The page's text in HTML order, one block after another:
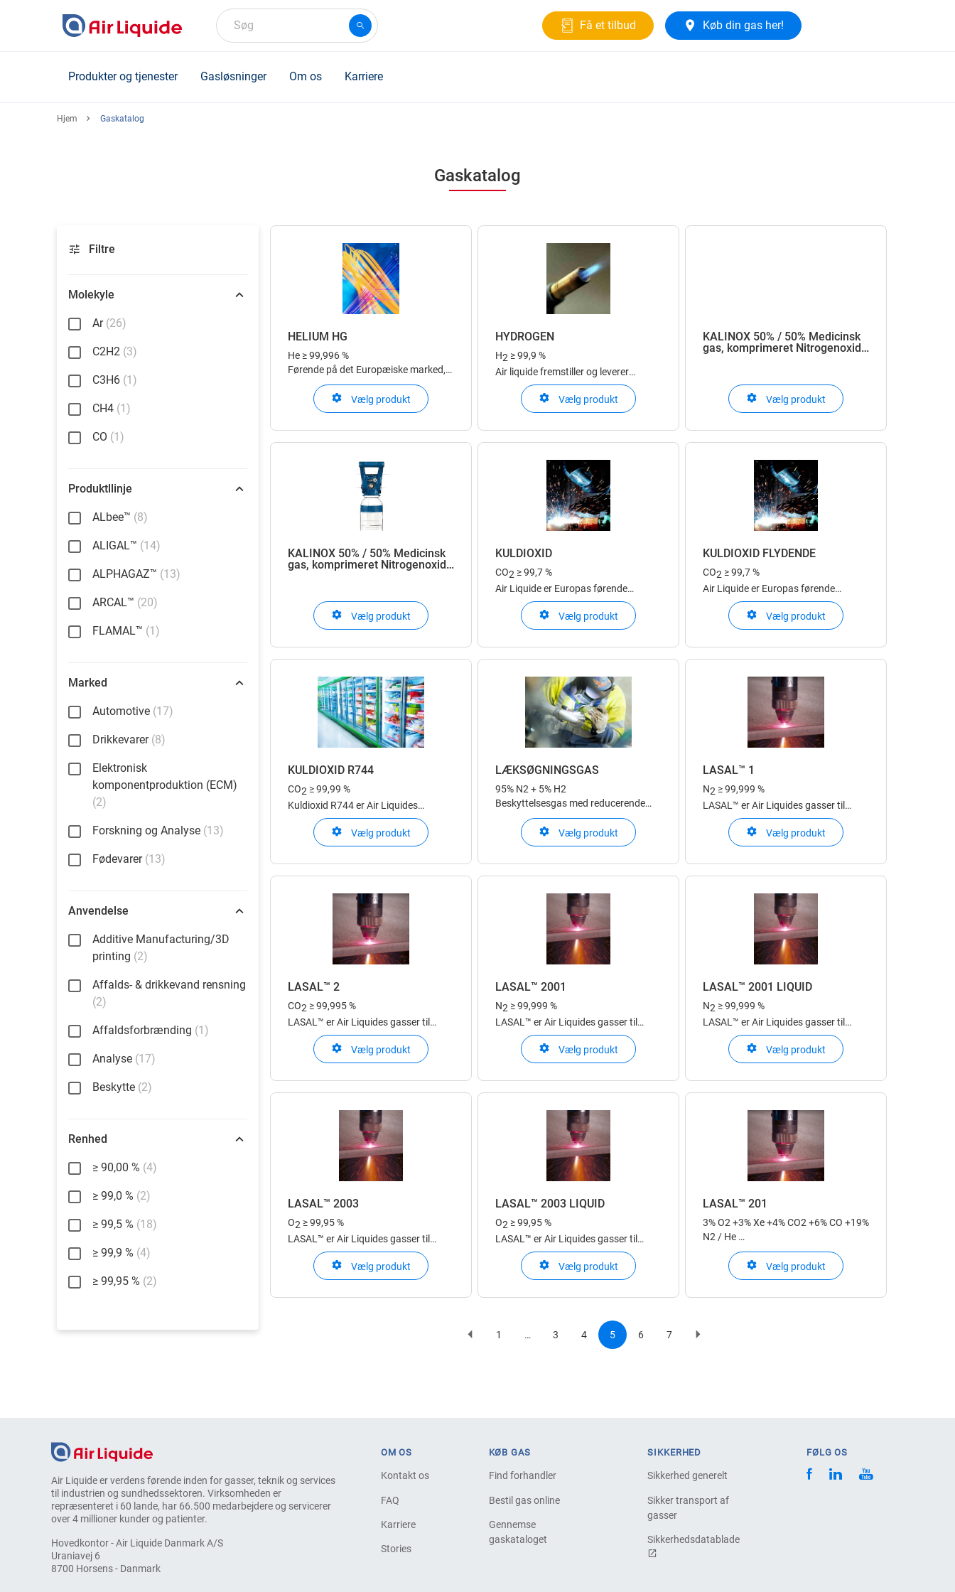
Søg Få et tilbud Køb din gas her!
Produkter og tjenester Gasløsninger Om os Karriere
Hjem Gaskatalog
Gaskatalog
Filtre
Molekyle
Ar (26)
C2H2 (3)
C3H6 (1)
CH4 (1)
CO (1)
Produktllinje
ALbee™ (8)
ALIGAL™ (14)
ALPHAGAZ™ (13)
ARCAL™ (20)
FLAMAL™ (1)
Marked
Automotive (17)
Drikkevarer (8)
Elektronisk
komponentproduktion (ECM)
(2)
Forskning og Analyse (13)
Fødevarer (13)
Anvendelse
Additive Manufacturing/3D
printing (2)
Affalds- & drikkevand rensning
(2)
Affaldsforbrænding (1)
Analyse (17)
Beskytte (2)
Renhed
≥ 90,00 % (4)
≥ 99,0 % (2)
≥ 99,5 % (18)
≥ 99,9 % (4)
≥ 99,95 % (2)
HELIUM HG
He ≥ 99,996 %
Førende på det Europæiske marked,
takket været tilgang til forskellige
heliumkilder, tilbyder Air Liquide en
pålidelig, stabil og sikker
Vælg produkt
HYDROGEN
H2 ≥ 99,9 %
Air liquide fremstiller og leverer
hydrogen i Europa med højeste
sikkerhedsniveau i leveringsformer
som tilpasses kundernes behov i
trykflasker, tupe trailers og via
fremstilling på stedet ved kunden
Vælg produkt
KALINOX 50% / 50% Medicinsk
gas, komprimeret Nitrogenoxid,
Vælg produkt
KALINOX 50% / 50% Medicinsk
gas, komprimeret Nitrogenoxid,
Vælg produkt
KULDIOXID
CO2 ≥ 99,7 %
Air Liquide er Europas førende
leverandør af kuldioxid og kan med
mere end tyve produktionsenheder
fremstille kvaliteter efter alle kunders
behov
Vælg produkt
KULDIOXID FLYDENDE
CO2 ≥ 99,7 %
Air Liquide er Europas førende
leverandør af kuldioxid og kan med
mere end tyve produktionsenheder
fremstille kvaliteter efter alle kunders
behov
Vælg produkt
KULDIOXID R744
CO2 ≥ 99,99 %
Kuldioxid R744 er Air Liquides
miljøvenlige produkt til køleanlæg
Vælg produkt
LÆKSØGNINGSGAS
95% N2 + 5% H2
Beskyttelsesgas med reducerende
virkning
Vælg produkt
LASAL™ 1
N2 ≥ 99,999 %
LASAL™ er Air Liquides gasser til
laserapplikationer
Vælg produkt
LASAL™ 2
CO2 ≥ 99,995 %
LASAL™ er Air Liquides gasser til
laserapplikationer
Vælg produkt
LASAL™ 2001
N2 ≥ 99,999 %
LASAL™ er Air Liquides gasser til
laserapplikationer
Vælg produkt
LASAL™ 2001 LIQUID
N2 ≥ 99,999 %
LASAL™ er Air Liquides gasser til
laserapplikationer
Vælg produkt
LASAL™ 2003
O2 ≥ 99,95 %
LASAL™ er Air Liquides gasser til
laserapplikationer
Vælg produkt
LASAL™ 2003 LIQUID
O2 ≥ 99,95 %
LASAL™ er Air Liquides gasser til
laserapplikationer
Vælg produkt
LASAL™ 201
3% O2 +3% Xe +4% CO2 +6% CO +19%
N2 / He
LASAL™ er Air Liquides gasser til
laserapplikationerVælg produkt
Pagination
PreviousPage
1 … Page
3 Page
4
Current
page
5 Page
6 Page
7
Next
Air Liquide er verdens førende inden for gasser, teknik og services
til industrien og sundhedssektoren. Virksomheden er
repræsenteret i 60 lande, har 66.500 medarbejdere og servicerer
over 4 millioner kunder og patienter.
Hovedkontor - Air Liquide Danmark A/S
Uraniavej 6
8700 Horsens - Danmark
OM OS
Kontakt os
FAQ
Karriere
Stories
KØB GAS
Find forhandler
Bestil gas online
Gennemse
gaskataloget
SIKKERHED
Sikkerhed generelt
Sikker transport af
gasser
Sikkerhedsdatablade
FØLG OS